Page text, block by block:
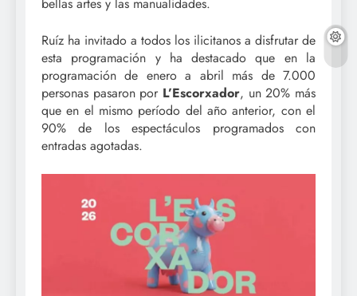
Ruíz ha invitado a todos los ilicitanos a disfrutar de
esta programación y ha destacado que en la
programación de enero a abril más de 7.000
personas pasaron por L’Escorxador, un 20% más
que en el mismo período del año anterior, con el
90% de los espectáculos programados con
entradas agotadas.